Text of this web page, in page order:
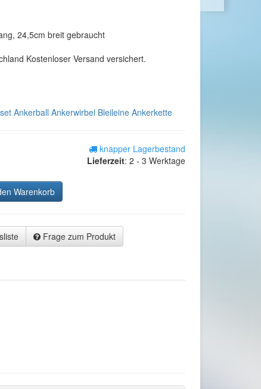
24,5cm breit gebraucht
Kostenloser Versand versichert.
Ankerball Ankerwirbel Bleileine Ankerkette
knapper Lagerbestand
Lieferzeit: 2 - 3 Werktage
Warenkorb
Frage zum Produkt